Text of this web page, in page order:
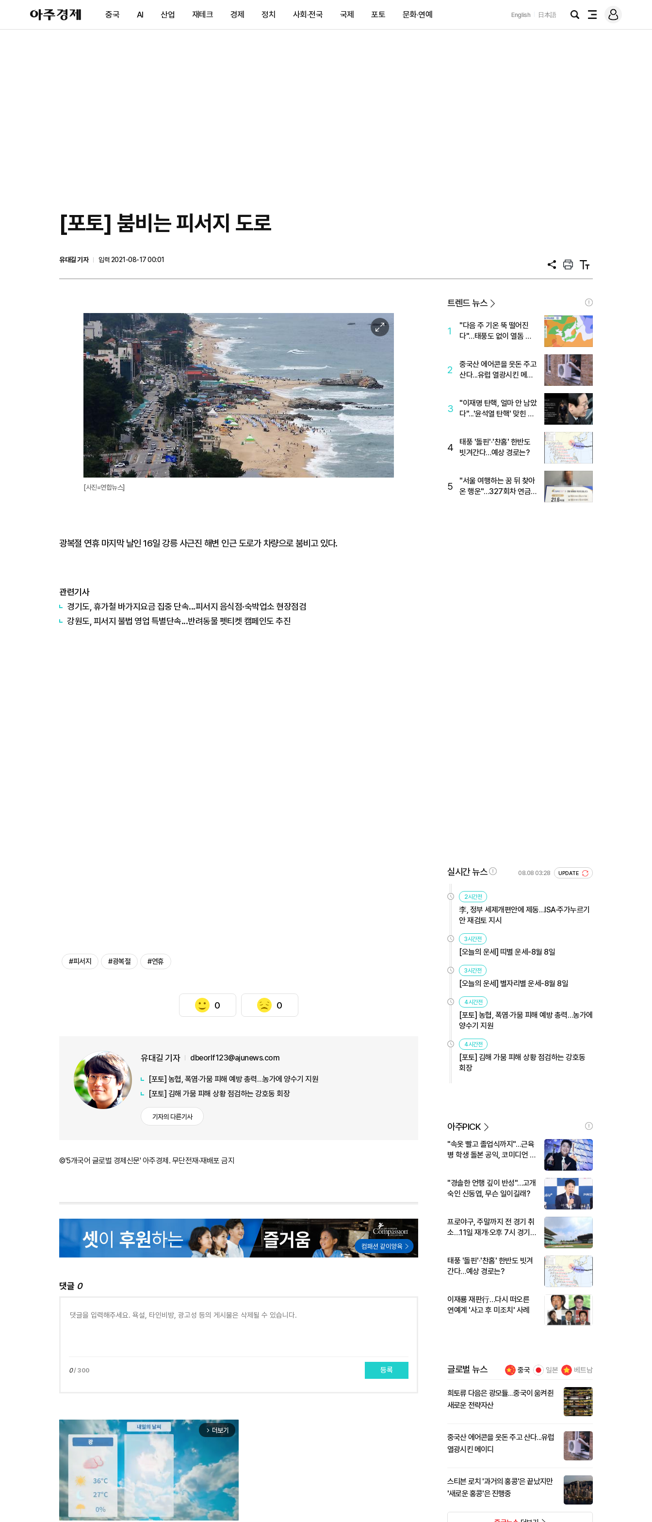
아
주
제
중국 AI 산업 재테크 경제 정치 사회·전국 국제 포토 문화·연예 English 日本語
검
전
메
그
[포토] 붐비는 피서지 도로
유대길 기자
입력 2021-08-17 00:01
공
프
트
텍
트
이
미
대
[사진=연합뉴스]
광복절 연휴 마지막 날인 16일 강릉 사근진 해변 인근 도로가 차량으로 붐비고 있다.
관련기사
경기도, 휴가철 바가지요금 집중 단속...피서지 음식점·숙박업소 현장점검
강원도, 피서지 불법 영업 특별단속...반려동물 펫티켓 캠페인도 추진
#피서지 #광복절 #연휴
0 0
유대길 기자 dbeorlf123@ajunews.com
[포토] 농협, 폭염·가뭄 피해 예방 총력…농가에 양수기 지원
[포토] 김해 가뭄 피해 상황 점검하는 강호동 회장
기자의 다른기사
©'5개국어 글로벌 경제신문' 아주경제. 무단전재·재배포 금지
댓글 0
0/ 300 등록
arrow_forward_ios 더보기
트렌드 뉴스
1
"다음 주 기온 뚝 떨어진
다"…태풍도 없이 열돔 박
2
중국산 에어콘을 웃돈 주고
산다...유럽 열광시킨 메이
3
"이재명 탄핵, 얼마 안 남았
다"...'윤석열 탄핵' 맞힌 무
4
태풍 '돌핀'·'찬홈' 한반도
빗겨간다…예상 경로는?
5
"서울 여행하는 꿈 뒤 찾아
온 행운"…327회차 연금
실시간 뉴스 08.08 03:28 UPDATE
2시간전
李, 정부 세제개편안에 제동…ISA·주가누르기
안 재검토 지시
3시간전
[오늘의 운세] 띠별 운세-8월 8일
3시간전
[오늘의 운세] 별자리별 운세-8월 8일
4시간전
[포토] 농협, 폭염·가뭄 피해 예방 총력…농가에
양수기 지원
4시간전
[포토] 김해 가뭄 피해 상황 점검하는 강호동
회장
아주PICK
"속옷 빨고 졸업식까지"…근육
병 학생 돌본 공익, 코미디언 김
"경솔한 언행 깊이 반성"…고개
숙인 신동엽, 무슨 일이길래?
프로야구, 주말까지 전 경기 취
소…11일 재개·오후 7시 경기
태풍 '돌핀'·'찬홈' 한반도 빗겨
간다…예상 경로는?
이재룡 재판行…다시 떠오른
연예계 '사고 후 미조치' 사례
글로벌 뉴스 중국 일본 베트남
희토류 다음은 광모듈…중국이 움켜쥔
새로운 전략자산
중국산 에어콘을 웃돈 주고 산다...유럽
열광시킨 메이디
스티븐 로치 '과거의 홍콩'은 끝났지만
'새로운 홍콩'은 진행중